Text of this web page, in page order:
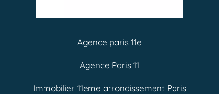
Agence paris 11e
Agence Paris 11
Immobilier 11eme arrondissement Paris